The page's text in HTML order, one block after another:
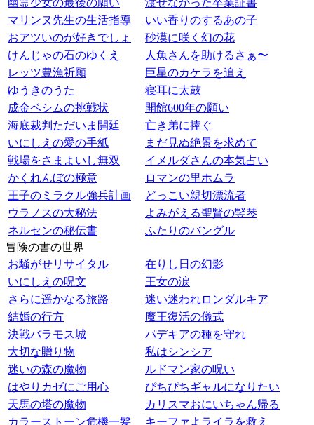
幽霊少女の最後の願い
渡せなかった卒業証書
マリンヌ先生の生活指導
いい香りのするあの子
おアツいのが好きでしょ
砂漠に咲く幻の花
けんじゃの石のゆくえ
人魚さんを助けるさぁ〜
レッツ豊漁祈願
巨星のカケラを追え
ゆうきのうた
寝耳に太鼓
成金ベシムの挑戦状
開館600年の願い
海底裁判ただいま開廷
亡き弟に捧ぐ
いにしえの愛の手紙
まだ見ぬ絶景を求めて
戦場をさまよいし無双
イメルダさんの本気占い
かくれんぼの極意
ロマンの里ホムラ
王子のミラクル強兵計画
どっこい親切漂流者
ウラノスの大秘法
よみがえる聖賢の竪琴
ネルセンの秘伝書
ふたりのバングル
冒険の書の世界
お騒がせリサイタル
在りし日の幻影
いにしえの呪文
王女の涙
さらに遥かなる旅路
迷い迷われロンダルキア
結婚の行方
魔王復活の儀式
決戦バラモス城
パデキアの種を守れ
大切な贈り物
私はシンシア
迷いの森の魔物
ルドマン家の呪い
はやりカゼにご用心
ぴちぴちギャルになりたい
天馬の塔の魔物
カリスマおにいちゃん帰る
カラーストーン危機一髪
キーファよライラを救え